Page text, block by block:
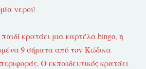
νερού
κρατάει μια καρτέλα bingo, η
9 σήματα από τον Κώδικα
O εκπαιδευτικός κρατάει